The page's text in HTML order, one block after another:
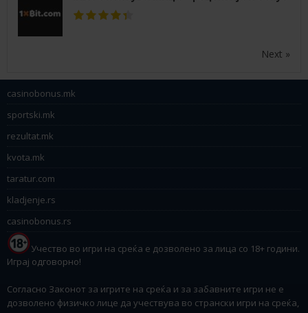
Next »
casinobonus.mk
sportski.mk
rezultat.mk
kvota.mk
taratur.com
kladjenje.rs
casinobonus.rs
Учество во игри на среќа е дозволено за лица со 18+ години.
Играј одговорно!
Согласно Законот за игрите на среќа и за забавните игри не е
дозволено физичко лице да учествува во странски игри на среќа,